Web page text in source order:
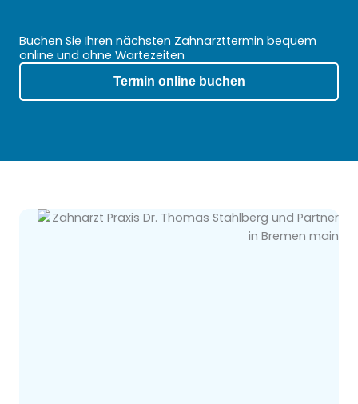
Buchen Sie Ihren nächsten Zahnarzttermin bequem
online und ohne Wartezeiten
Termin online buchen